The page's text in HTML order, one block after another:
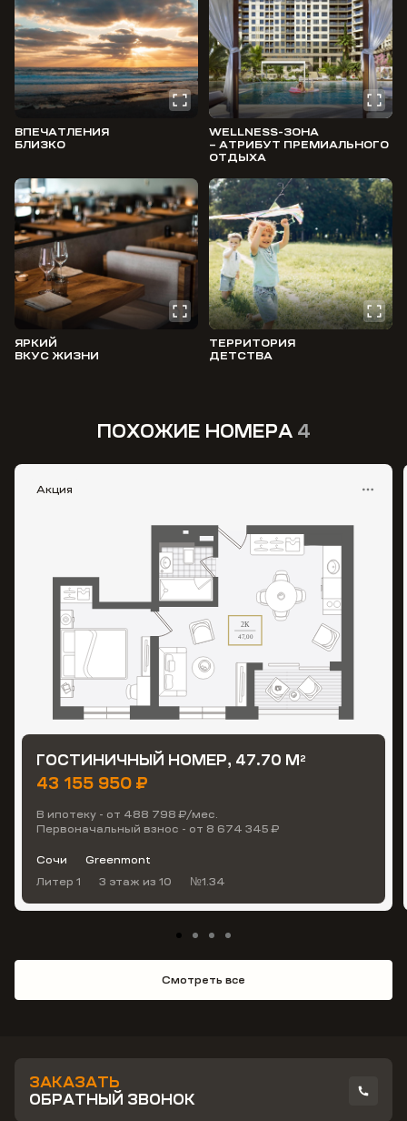
ВПЕЧАТЛЕНИЯ
БЛИЗКО
WELLNESS-ЗОНА
– АТРИБУТ ПРЕМИАЛЬНОГО
ОТДЫХА
ЯРКИЙ
ВКУС ЖИЗНИ
ТЕРРИТОРИЯ
ДЕТСТВА
ПОХОЖИЕ НОМЕРА 4
Акция
ГОСТИНИЧНЫЙ НОМЕР, 47.70 М2
43 155 950 ₽
В ипотеку - от 488 798 ₽/мес.
Первоначальный взнос - от 8 674 345 ₽
Сочи
Greenmont
Литер 1
3 этаж из 10 №1.34
Смотреть все
ЗАКАЗАТЬ
ОБРАТНЫЙ ЗВОНОК